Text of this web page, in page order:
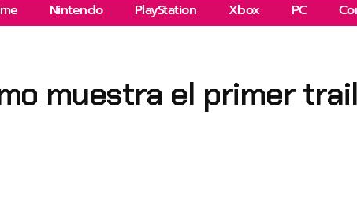
Nintendo PlayStation Xbox PC
muestra el primer